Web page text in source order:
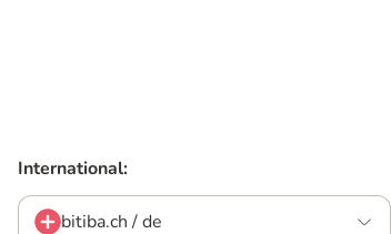
International:
bitiba.ch / de